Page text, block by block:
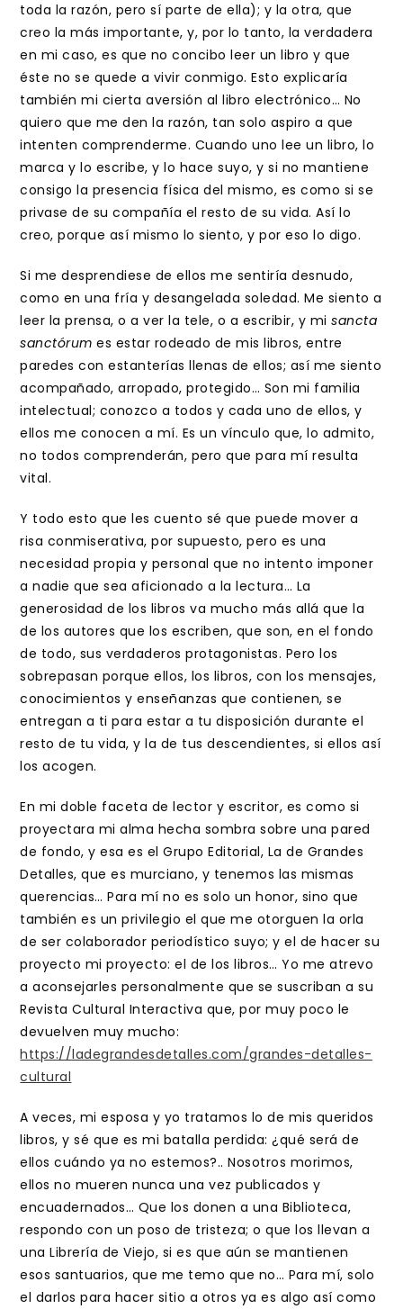
toda la razón, pero sí parte de ella); y la otra, que
creo la más importante, y, por lo tanto, la verdadera
en mi caso, es que no concibo leer un libro y que
éste no se quede a vivir conmigo. Esto explicaría
también mi cierta aversión al libro electrónico… No
quiero que me den la razón, tan solo aspiro a que
intenten comprenderme. Cuando uno lee un libro, lo
marca y lo escribe, y lo hace suyo, y si no mantiene
consigo la presencia física del mismo, es como si se
privase de su compañía el resto de su vida. Así lo
creo, porque así mismo lo siento, y por eso lo digo.
Si me desprendiese de ellos me sentiría desnudo,
como en una fría y desangelada soledad. Me siento a
leer la prensa, o a ver la tele, o a escribir, y misancta
sanctórum es estar rodeado de mis libros, entre
paredes con estanterías llenas de ellos; así me siento
acompañado, arropado, protegido… Son mi familia
intelectual; conozco a todos y cada uno de ellos, y
ellos me conocen a mí. Es un vínculo que, lo admito,
no todos comprenderán, pero que para mí resulta
vital.
Y todo esto que les cuento sé que puede mover a
risa conmiserativa, por supuesto, pero es una
necesidad propia y personal que no intento imponer
a nadie que sea aficionado a la lectura… La
generosidad de los libros va mucho más allá que la
de los autores que los escriben, que son, en el fondo
de todo, sus verdaderos protagonistas. Pero los
sobrepasan porque ellos, los libros, con los mensajes,
conocimientos y enseñanzas que contienen, se
entregan a ti para estar a tu disposición durante el
resto de tu vida, y la de tus descendientes, si ellos así
los acogen.
En mi doble faceta de lector y escritor, es como si
proyectara mi alma hecha sombra sobre una pared
de fondo, y esa es el Grupo Editorial, La de Grandes
Detalles, que es murciano, y tenemos las mismas
querencias… Para mí no es solo un honor, sino que
también es un privilegio el que me otorguen la orla
de ser colaborador periodístico suyo; y el de hacer su
proyecto mi proyecto: el de los libros… Yo me atrevo
a aconsejarles personalmente que se suscriban a su
Revista Cultural Interactiva que, por muy poco le
devuelven muy mucho:
https://ladegrandesdetalles.com/grandes-detalles-
cultural
A veces, mi esposa y yo tratamos lo de mis queridos
libros, y sé que es mi batalla perdida: ¿qué será de
ellos cuándo ya no estemos?.. Nosotros morimos,
ellos no mueren nunca una vez publicados y
encuadernados… Que los donen a una Biblioteca,
respondo con un poso de tristeza; o que los llevan a
una Librería de Viejo, si es que aún se mantienen
esos santuarios, que me temo que no… Para mí, solo
el darlos para hacer sitio a otros ya es algo así como